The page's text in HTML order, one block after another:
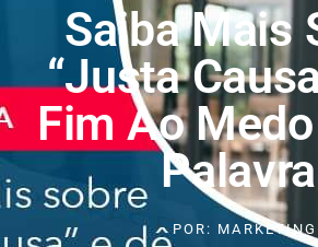
Saiba Mais
“Justa
Fim Ao
POR: MARKETING